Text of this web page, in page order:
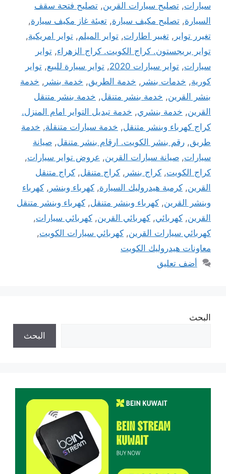
سيارات, تصليح سيارات القرين, تصليح فتحة سقف
السيارة, تصليح مكيف سيارة, تعبئة غاز مكيف سيارة,
تغيرر تواير , تغيير اطارات, تواير الميلم, تواير امريكية,
تواير بريجستون. كراج الكويت. كراج الزهراء, تواير
سيارات, تواير سيارات 2020 , تواير سيارة للبيع, تواير
كورية, خدمات بنشر , خدمة الطريق, خدمة بنشر , خدمة
بنشر القرين, خدمة بنشر متنقل, خدمة بنشر متنقل
القرين, خدمة بنشري, خدمة تبديل التواير امام المنزل.
كراج كهرباء وبنشر متنقل, خدمة سيارات متنقلة, خدمة
طريق, رقم بنشر الكويت. ارقام بنشر متنقل, صيانة
سيارات, صيانة سيارات القرين, عروض تواير سيارات,
كراج الكويت, كراج بنشر , كراج متنقل, كراج متنقل
القرين, كرمبة هيدروليك السيارة, كهرباء وبنشر , كهرباء
وبنشر القرين, كهرباء وبنشر متنقل, كهرباء وبنشر متنقل
القرين, كهربائي, كهربائي القرين, كهربائي سيارات,
كهربائي سيارات القرين, كهربائي سيارات الكويت,
معاونات هيدروليك الكويت
أضف تعليق
البحث
البحث